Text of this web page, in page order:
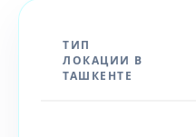
ТИП
ЛОКАЦИИ В
ТАШКЕНТЕ